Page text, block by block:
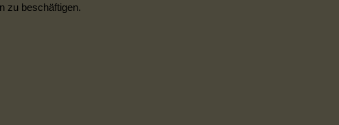
zu beschäftigen.